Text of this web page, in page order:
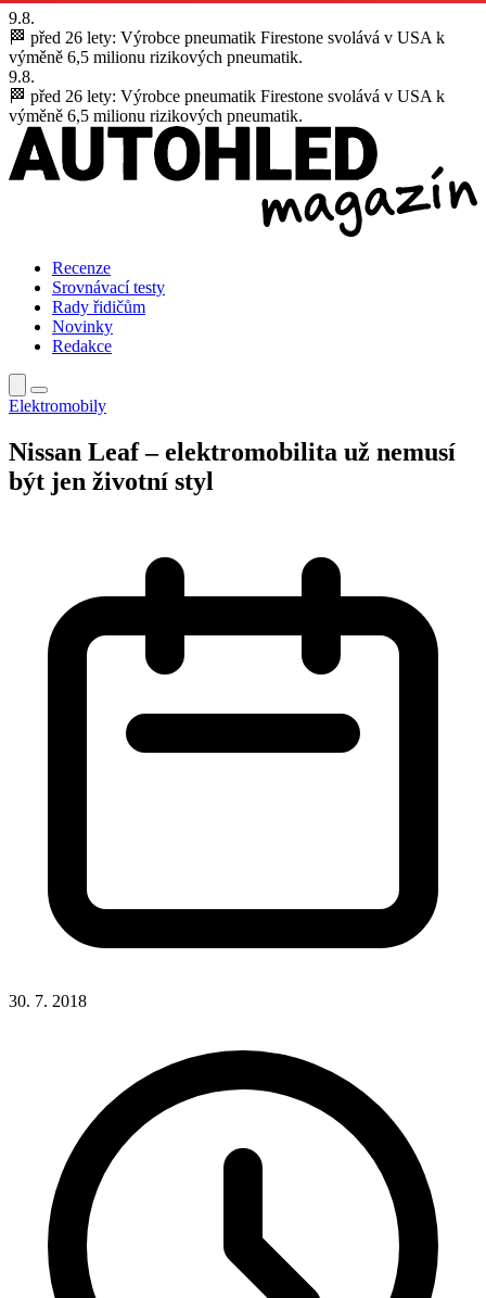
9.8.
🏁 před 26 lety: Výrobce pneumatik Firestone svolává v USA k
výměně 6,5 milionu rizikových pneumatik.
9.8.
🏁 před 26 lety: Výrobce pneumatik Firestone svolává v USA k
výměně 6,5 milionu rizikových pneumatik.
Recenze
Srovnávací testy
Rady řidičům
Novinky
Redakce
Elektromobily
Nissan Leaf – elektromobilita už nemusí
být jen životní styl
30. 7. 2018